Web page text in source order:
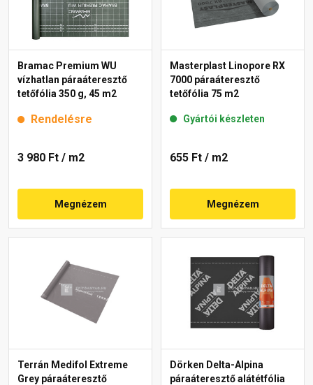
Bramac Premium WU
vízhatlan páraáteresztő
tetőfólia 350 g, 45 m2
Rendelésre
3 980 Ft / m2
Megnézem
Masterplast Linopore RX
7000 páraáteresztő
tetőfólia 75 m2
Gyártói készleten
655 Ft / m2
Megnézem
Terrán Medifol Extreme
Grey páraáteresztő
Dörken Delta-Alpina
páraáteresztő alátétfólia